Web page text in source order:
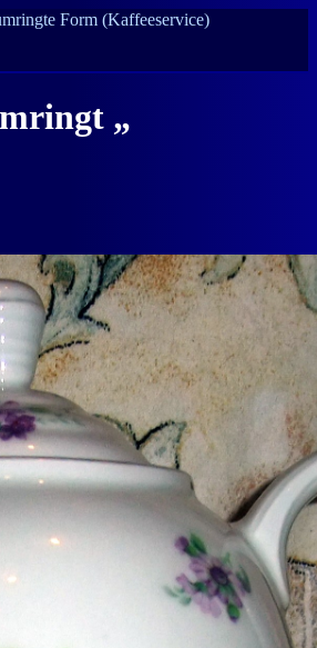
Form (Kaffeeservice)
„